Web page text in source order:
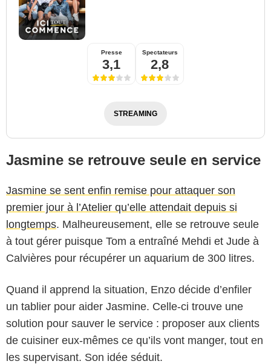
Presse
3,1
Spectateurs
2,8
STREAMING
Jasmine se retrouve seule en service
Jasmine se sent enfin remise pour attaquer son
premier jour à l’Atelier qu’elle attendait depuis si
longtemps. Malheureusement, elle se retrouve seule
à tout gérer puisque Tom a entraîné Mehdi et Jude à
Calvières pour récupérer un aquarium de 300 litres.
Quand il apprend la situation, Enzo décide d’enfiler
un tablier pour aider Jasmine. Celle-ci trouve une
solution pour sauver le service : proposer aux clients
de cuisiner eux-mêmes ce qu’ils vont manger, tout en
les supervisant. Son idée séduit.